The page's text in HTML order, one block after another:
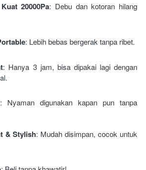
20000Pa: Debu dan kotoran hilang
: Lebih bebas bergerak tanpa ribet.
: Hanya 3 jam, bisa dipakai lagi dengan
: Nyaman digunakan kapan pun tanpa
& Stylish: Mudah disimpan, cocok untuk